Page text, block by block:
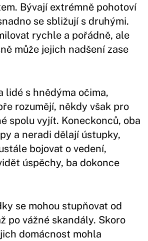
Bývají extrémně pohotoví
se sbližují s druhými.
rychle a pořádně, ale
může jejich nadšení zase
lidé s hnědýma očima,
rozumějí, někdy však pro
spolu vyjít. Koneckonců, oba
a neradi dělají ústupky,
bojovat o vedení,
úspěchy, ba dokonce
se mohou stupňovat od
po vážné skandály. Skoro
domácnost mohla